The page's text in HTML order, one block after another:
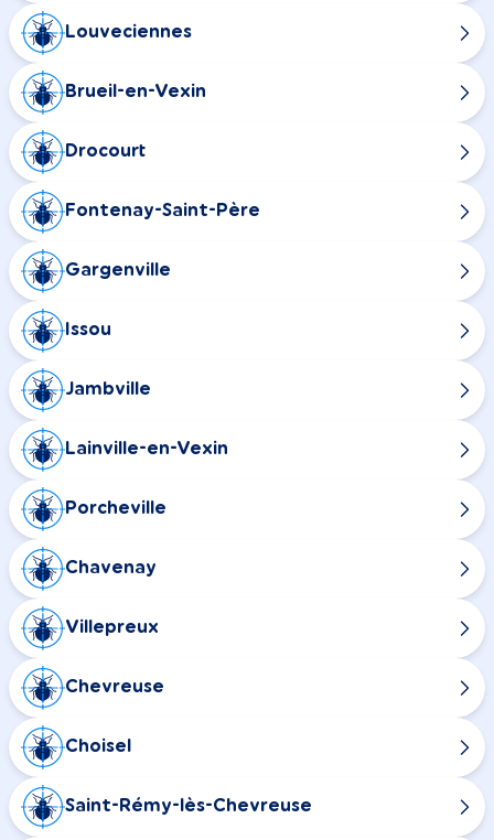
Louveciennes
Brueil-en-Vexin
Drocourt
Fontenay-Saint-Père
Gargenville
Issou
Jambville
Lainville-en-Vexin
Porcheville
Chavenay
Villepreux
Chevreuse
Choisel
Saint-Rémy-lès-Chevreuse